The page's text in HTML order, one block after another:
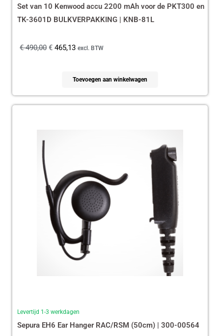
Set van 10 Kenwood accu 2200 mAh voor de PKT300 en
TK-3601D BULKVERPAKKING | KNB-81L
€490,00 € 465,13 excl. BTW
Toevoegen aan winkelwagen
Levertijd 1-3 werkdagen
Sepura EH6 Ear Hanger RAC/RSM (50cm) | 300-00564